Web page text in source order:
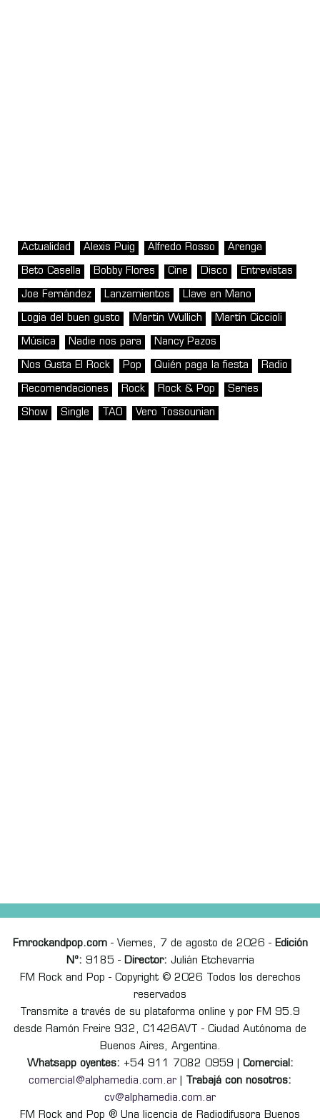
Actualidad Alexis Puig Alfredo Rosso Arenga
Beto Casella Bobby Flores Cine Disco Entrevistas
Joe Fernández Lanzamientos Llave en Mano
Logia del buen gusto Martin Wullich Martín Ciccioli
Música Nadie nos para Nancy Pazos
Nos Gusta El Rock Pop Quién paga la fiesta Radio
Recomendaciones Rock Rock & Pop Series
Show Single TAO Vero Tossounian
Fmrockandpop.com- Viernes, 7 de agosto de 2026 - Edición
Nº: 9185 - Director: Julián Etchevarria
FM Rock and Pop - Copyright © 2026 Todos los derechos
reservados
Transmite a través de su plataforma online y por FM 95.9
desde Ramón Freire 932, C1426AVT - Ciudad Autónoma de
Buenos Aires, Argentina.
Whatsapp oyentes: +54 911 7082 0959 | Comercial:
comercial@alphamedia.com.ar
Trabajá con nosotros:
cv@alphamedia.com.ar
FM Rock and Pop ® Una licencia de Radiodifusora Buenos